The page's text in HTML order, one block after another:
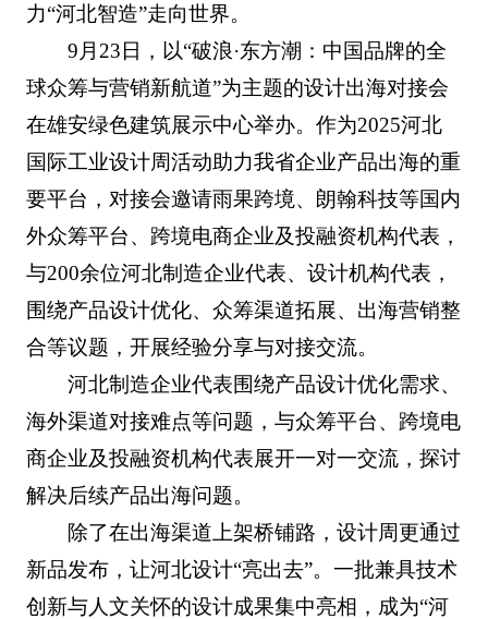
力“河北智造”走向世界。
9月23日，以“破浪·东方潮：中国品牌的全
球众筹与营销新航道”为主题的设计出海对接会
在雄安绿色建筑展示中心举办。作为2025河北
国际工业设计周活动助力我省企业产品出海的重
要平台，对接会邀请雨果跨境、朗翰科技等国内
外众筹平台、跨境电商企业及投融资机构代表，
与200余位河北制造企业代表、设计机构代表，
围绕产品设计优化、众筹渠道拓展、出海营销整
合等议题，开展经验分享与对接交流。
河北制造企业代表围绕产品设计优化需求、
海外渠道对接难点等问题，与众筹平台、跨境电
商企业及投融资机构代表展开一对一交流，探讨
解决后续产品出海问题。
除了在出海渠道上架桥铺路，设计周更通过
新品发布，让河北设计“亮出去”。一批兼具技术
创新与人文关怀的设计成果集中亮相，成为“河